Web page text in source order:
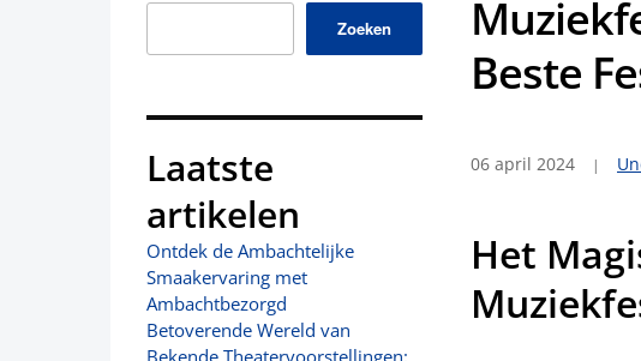
Zoeken
Laatste
artikelen
Ontdek de Ambachtelijke
Smaakervaring met
Ambachtbezorgd
Betoverende Wereld van
Beste
06 april 2024
Het